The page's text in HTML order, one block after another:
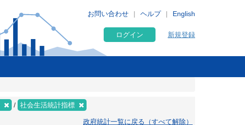
English
お問い合わせ ヘルプ
ログイン 新規登録
社会生活統計指標
政府統計一覧に戻る（すべて解除）